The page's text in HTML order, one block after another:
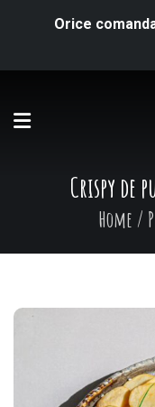
Orice
Crispy de
Home /